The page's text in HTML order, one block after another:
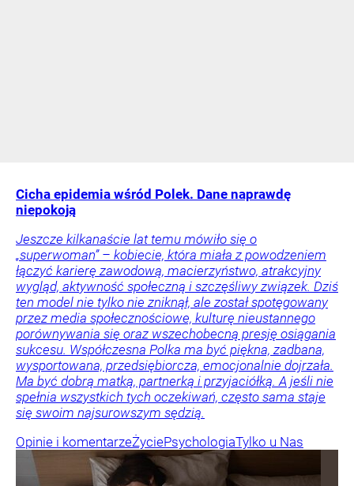
Cicha epidemia wśród Polek. Dane naprawdę
niepokoją
Jeszcze kilkanaście lat temu mówiło się o
„superwoman” – kobiecie, która miała z powodzeniem
łączyć karierę zawodową, macierzyństwo, atrakcyjny
wygląd, aktywność społeczną i szczęśliwy związek. Dziś
ten model nie tylko nie zniknął, ale został spotęgowany
przez media społecznościowe, kulturę nieustannego
porównywania się oraz wszechobecną presję osiągania
sukcesu. Współczesna Polka ma być piękna, zadbana,
wysportowana, przedsiębiorcza, emocjonalnie dojrzała.
Ma być dobrą matką, partnerką i przyjaciółką. A jeśli nie
spełnia wszystkich tych oczekiwań, często sama staje
się swoim najsurowszym sędzią.
Opinie i komentarzeŻyciePsychologiaTylko u Nas